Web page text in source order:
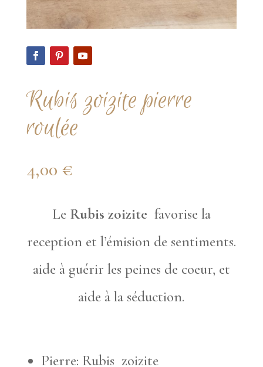
Rubis zoizite pierre
roulée
4,00 €
Le Rubis zoizite favorise la
reception et l’émision de sentiments.
aide à guérir les peines de coeur, et
aide à la séduction.
Pierre: Rubis zoizite